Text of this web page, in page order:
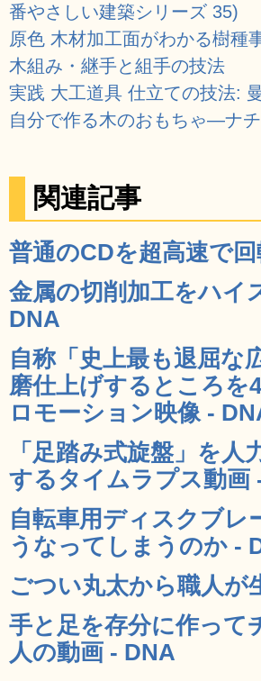
番やさしい建築シリーズ 35)
原色 木材加工面がわかる樹種
木組み・継手と組手の技法
実践 大工道具 仕立ての技法:
自分で作る木のおもちゃ―ナ
関連記事
普通のCDを超高速で
金属の切削加工をハイ
DNA
自称「史上最も退屈な
磨仕上げするところを
ロモーション映像 -
「足踏み式旋盤」を
するタイムラプス動画
自転車用ディスクブレ
うなってしまうのか -
ごつい丸太から職人が
手と足を存分に作って
人の動画 - DNA